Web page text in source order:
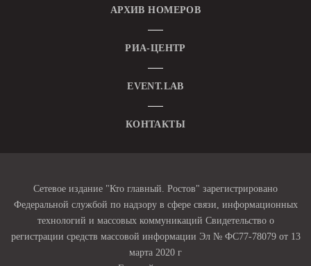
АРХИВ НОМЕРОВ
РИА-ЦЕНТР
EVENT.LAB
КОНТАКТЫ
Сетевое издание "Кто главный. Ростов" зарегистрировано
Федеральной службой по надзору в сфере связи, информационных
технологий и массовых коммуникаций Свидетельство о
регистрации средств массовой информации Эл № ФС77-78079 от 13
марта 2020 г